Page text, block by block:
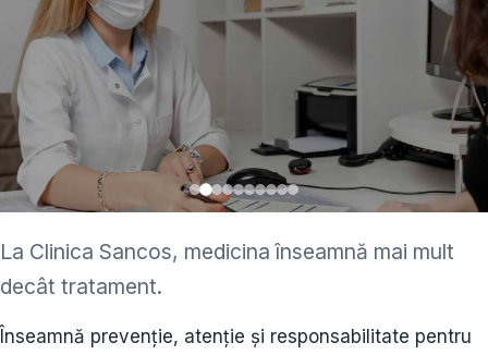
ginecolog • cardiolog •
ORL • endocrinolog
Cât și alte specialități medicale, toate în cadrul aceleiași
La Clinica Sancos, medicina înseamnă mai mult
decât tratament.
Înseamnă prevenție, atenție și responsabilitate pentru